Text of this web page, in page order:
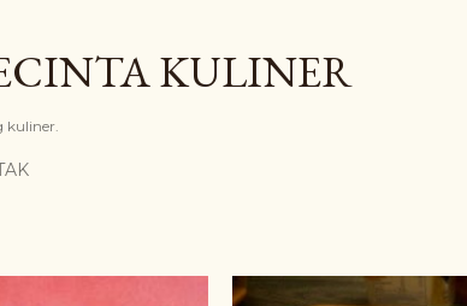
KULINER
kuliner.